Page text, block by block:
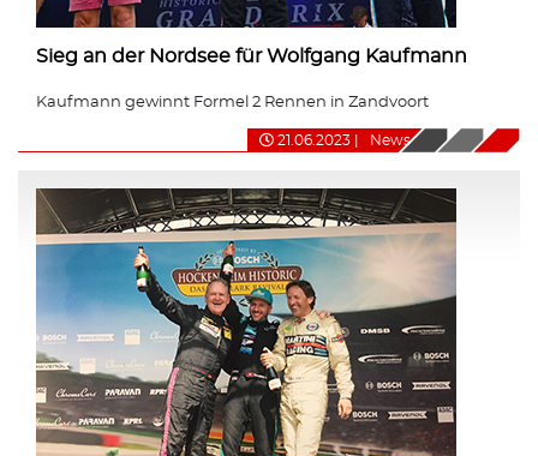
Sieg an der Nordsee für Wolfgang Kaufmann
Kaufmann gewinnt Formel 2 Rennen in Zandvoort
21.06.2023 News